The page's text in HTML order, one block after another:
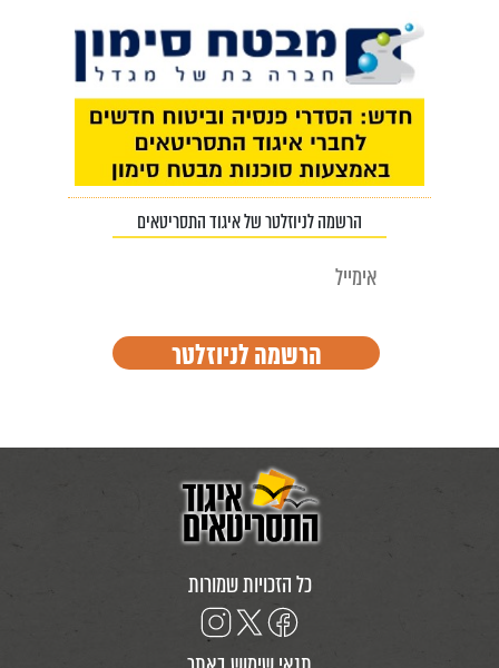
הרשמה לניוזלטר של איגוד התסריטאים
כל הזכויות שמורות